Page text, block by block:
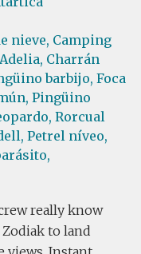
nieve, Camping
Charrán
barbijo, Foca
Pingüino
Rorcual
Petrel níveo,
really know
to land